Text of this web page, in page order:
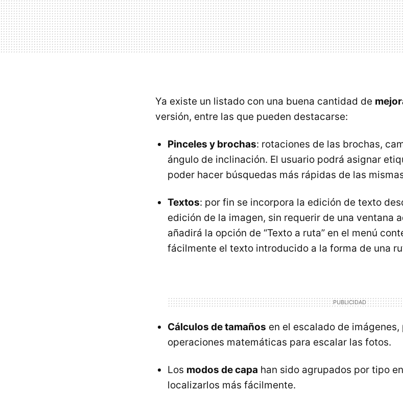
Ya existe un listado con una buena cantidad de
versión, entre las que pueden destacarse:
Pinceles y brochas: rotaciones de las brochas,
ángulo de inclinación. El usuario podrá asignar
poder hacer búsquedas más rápidas de las
Textos: por fin se incorpora la edición de texto
edición de la imagen, sin requerir de una ventana
añadirá la opción de “Texto a ruta” en el menú
fácilmente el texto introducido a la forma de una
Cálculos de tamaños en el escalado de
operaciones matemáticas para escalar las fotos.
Los modos de capa han sido agrupados por tipo
localizarlos más fácilmente.